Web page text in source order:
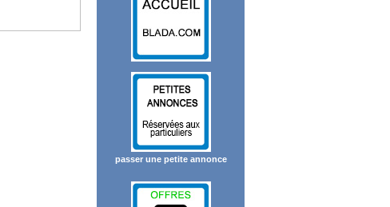
passer une petite annonce